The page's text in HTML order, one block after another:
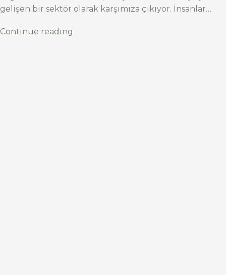
gelişen bir sektör olarak karşımıza çıkıyor. İnsanlar…
Continue reading